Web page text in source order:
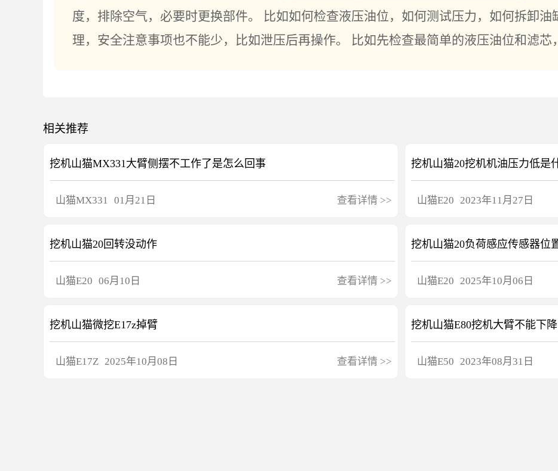
度，排除空气，必要时更换部件。 比如如何检查液压油位，如何测试压力，如何拆卸
理，安全注意事项也不能少，比如泄压后再操作。 比如先检查最简单的液压油位和滤芯
相关推荐
挖机山猫MX331大臂侧摆不工作了是怎么回事
山猫MX331 01月21日 查看详情 >>
挖机山猫20挖机机油压力低是
山猫E20 2023年11月27日
挖机山猫20回转没动作
山猫E20 06月10日 查看详情 >>
挖机山猫20负荷感应传感器位
山猫E20 2025年10月06日
挖机山猫微挖E17z掉臂
山猫E17Z 2025年10月08日 查看详情 >>
挖机山猫E80挖机大臂不能下
山猫E50 2023年08月31日